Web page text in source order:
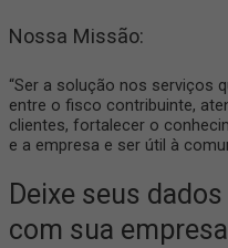
Nossa Missão:
“Ser a solução nos serviços
entre o fisco contribuinte,
clientes, fortalecer o
e a empresa e ser útil à
Deixe seus
com sua empresa